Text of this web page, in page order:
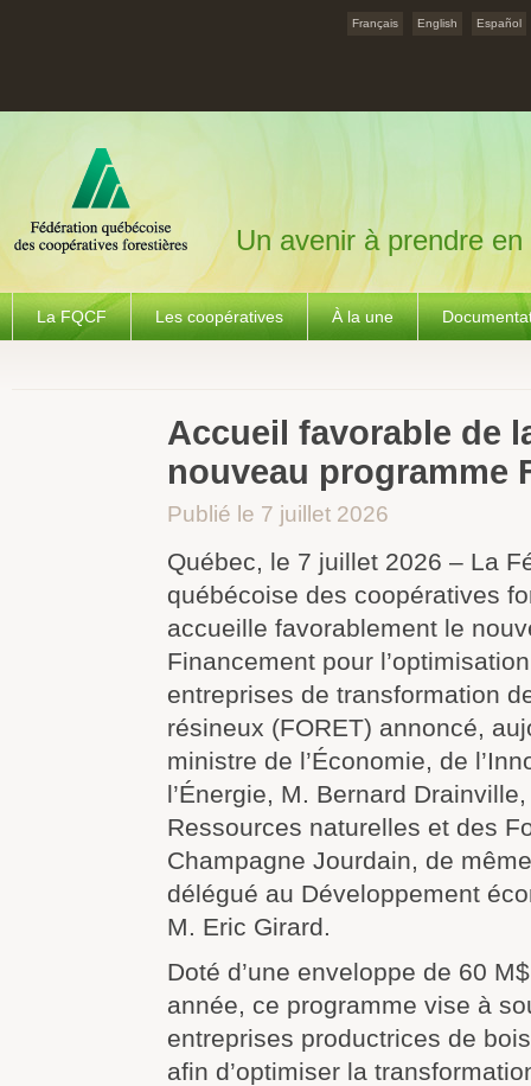
Français English Español
Un avenir à prendre en
La FQCF Les coopératives À la une
Accueil favorable de
nouveau programme
Publié le 7 juillet 2026
Québec, le 7 juillet 2026 – La
québécoise des coopératives
accueille favorablement le
Financement pour
entreprises de transformation
résineux (FORET) annoncé,
ministre de l’Économie, de
l’Énergie, M. Bernard
Ressources naturelles et des
Champagne Jourdain, de
délégué au Développement
M. Eric Girard.
Doté d’une enveloppe de 60
année, ce programme vise à
entreprises productrices de
afin d’optimiser la